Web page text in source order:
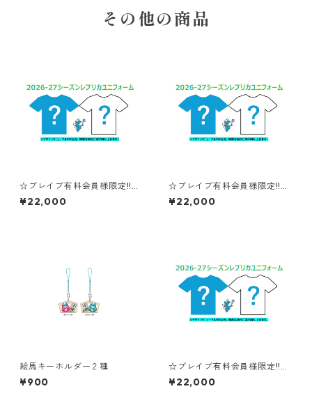
その他の商品
☆ブレイブ有料会員様限定!!送
料無料キャンペーン☆【XS～
２XLサイズ】#13小山愛実：2
¥22,000
☆ブレイブ有料会員様限定!!送
料無料キャンペーン☆【XS～
２XLサイズ】#12乾未和：202
¥22,000
絵馬キーホルダー２種
¥900
☆ブレイブ有料会員様限定!!送
料無料キャンペーン☆【XS～
２XLサイズ】#4足立溜奈：2
¥22,000